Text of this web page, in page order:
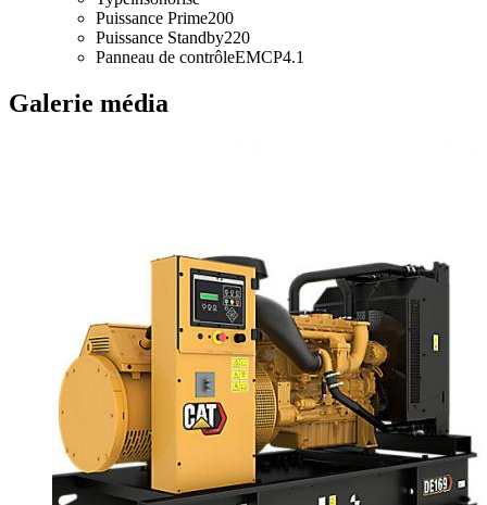
Puissance Prime200
Puissance Standby220
Panneau de contrôleEMCP4.1
Galerie média